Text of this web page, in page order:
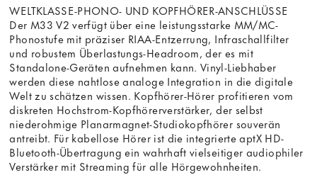
WELTKLASSE-PHONO- UND KOPFHÖRER-ANSCHLÜSSE
Der M33 V2 verfügt über eine leistungsstarke MM/MC-
Phonostufe mit präziser RIAA-Entzerrung, Infraschallfilter
und robustem Überlastungs-Headroom, der es mit
Standalone-Geräten aufnehmen kann. Vinyl-Liebhaber
werden diese nahtlose analoge Integration in die digitale
Welt zu schätzen wissen. Kopfhörer-Hörer profitieren vom
diskreten Hochstrom-Kopfhörerverstärker, der selbst
niederohmige Planarmagnet-Studiokopfhörer souverän
antreibt. Für kabellose Hörer ist die integrierte aptX HD-
Bluetooth-Übertragung ein wahrhaft vielseitiger audiophiler
Verstärker mit Streaming für alle Hörgewohnheiten.